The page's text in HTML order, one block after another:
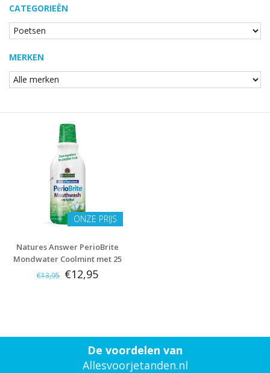
CATEGORIEËN
MERKEN
ONZE PRIJS
Natures Answer PerioBrite
Mondwater Coolmint met 25
kruiden en Q10 480 ml
€13,95 €12,95
De voordelen van
Allesvoorjetanden.nl